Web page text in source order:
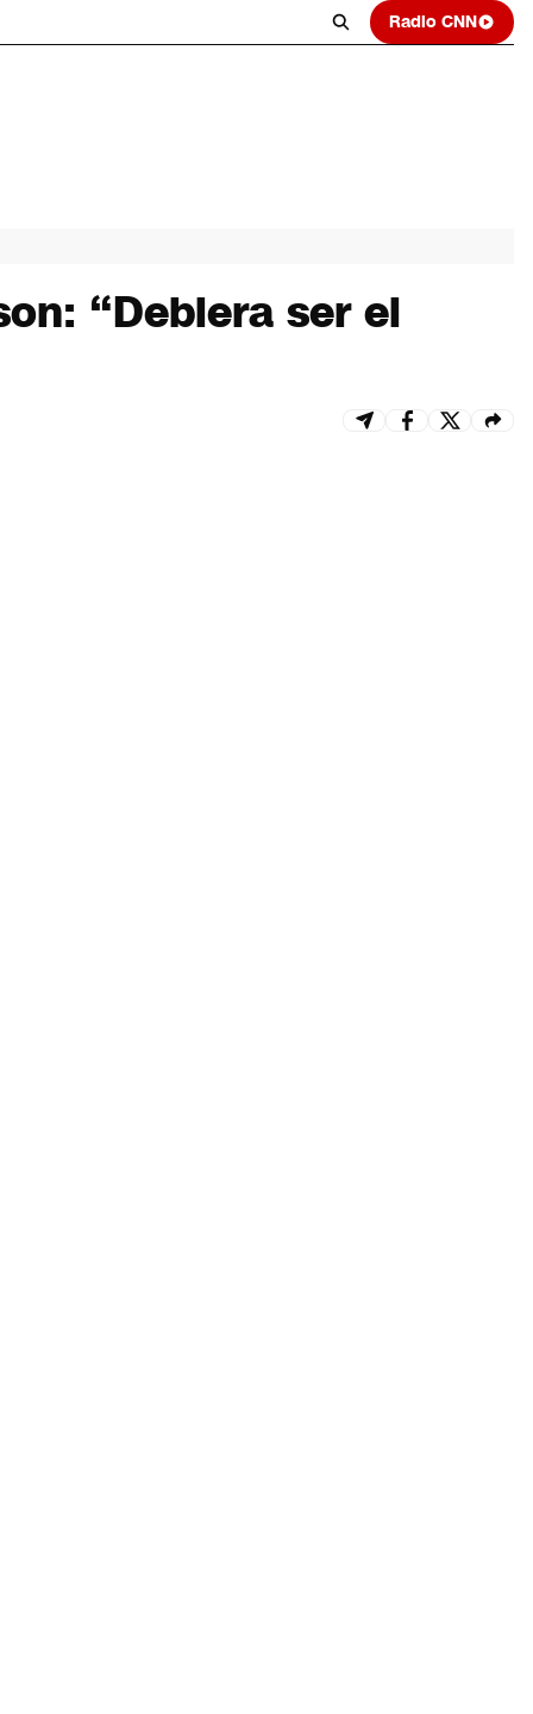
Radio CNN
“Debiera ser el